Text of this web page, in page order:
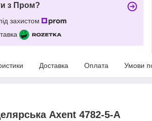
з Пром?
захистом
Доставка Оплата Умови
Axent 4782-5-A